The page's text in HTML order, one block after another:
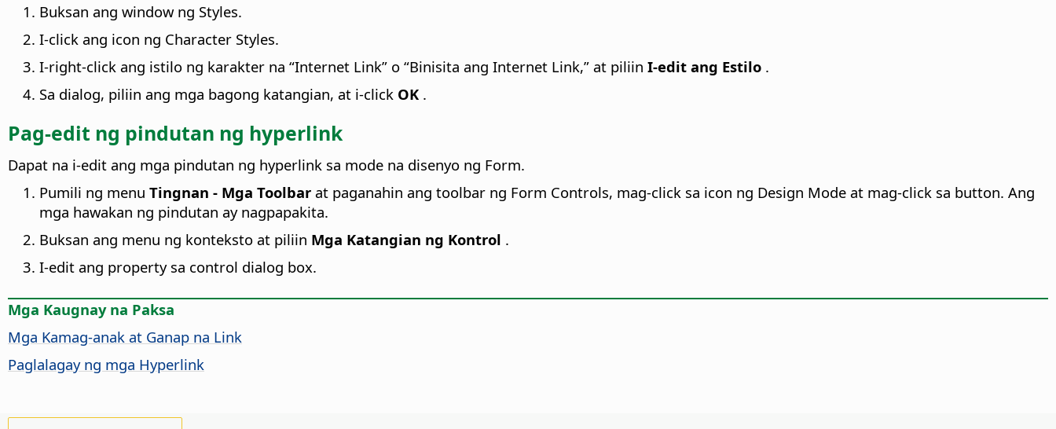
Buksan ang window ng Styles.
I-click ang icon ng Character Styles.
I-right-click ang istilo ng karakter na “Internet Link” o “Binisita ang Internet Link,” at piliin I-edit ang Estilo .
Sa dialog, piliin ang mga bagong katangian, at i-click OK .
Pag-edit ng pindutan ng hyperlink
Dapat na i-edit ang mga pindutan ng hyperlink sa mode na disenyo ng Form.
Pumili ng menu Tingnan - Mga Toolbar at paganahin ang toolbar ng Form Controls, mag-click sa icon ng Design Mode at mag-click sa button. Ang
mga hawakan ng pindutan ay nagpapakita.
Buksan ang menu ng konteksto at piliin Mga Katangian ng Kontrol .
I-edit ang property sa control dialog box.
Mga Kaugnay na Paksa
Mga Kamag-anak at Ganap na Link
Paglalagay ng mga Hyperlink